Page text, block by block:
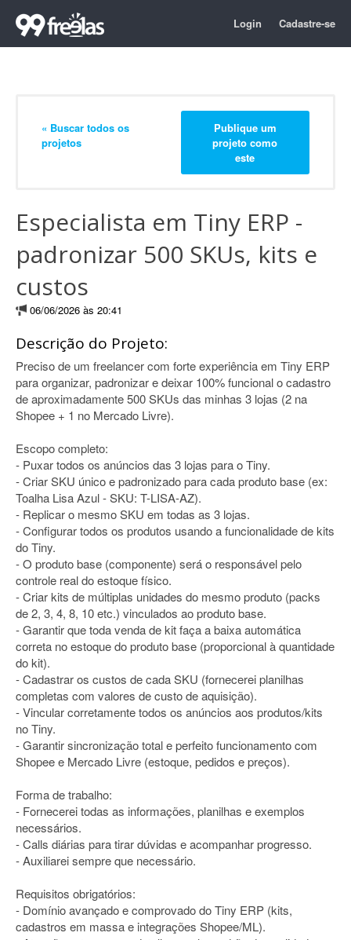
Login Cadastre-se
« Buscar todos os
projetos
Publique um
projeto como
este
Especialista em Tiny ERP -
padronizar 500 SKUs, kits e
custos
06/06/2026 às 20:41
Descrição do Projeto:
Preciso de um freelancer com forte experiência em Tiny ERP
para organizar, padronizar e deixar 100% funcional o cadastro
de aproximadamente 500 SKUs das minhas 3 lojas (2 na
Shopee + 1 no Mercado Livre).
Escopo completo:
- Puxar todos os anúncios das 3 lojas para o Tiny.
- Criar SKU único e padronizado para cada produto base (ex:
Toalha Lisa Azul - SKU: T-LISA-AZ).
- Replicar o mesmo SKU em todas as 3 lojas.
- Configurar todos os produtos usando a funcionalidade de kits
do Tiny.
- O produto base (componente) será o responsável pelo
controle real do estoque físico.
- Criar kits de múltiplas unidades do mesmo produto (packs
de 2, 3, 4, 8, 10 etc.) vinculados ao produto base.
- Garantir que toda venda de kit faça a baixa automática
correta no estoque do produto base (proporcional à quantidade
do kit).
- Cadastrar os custos de cada SKU (fornecerei planilhas
completas com valores de custo de aquisição).
- Vincular corretamente todos os anúncios aos produtos/kits
no Tiny.
- Garantir sincronização total e perfeito funcionamento com
Shopee e Mercado Livre (estoque, pedidos e preços).
Forma de trabalho:
- Fornecerei todas as informações, planilhas e exemplos
necessários.
- Calls diárias para tirar dúvidas e acompanhar progresso.
- Auxiliarei sempre que necessário.
Requisitos obrigatórios:
- Domínio avançado e comprovado do Tiny ERP (kits,
cadastros em massa e integrações Shopee/ML).